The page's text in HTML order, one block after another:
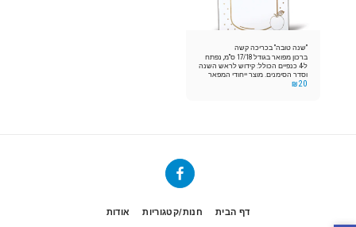
"שנה טובה" בכריכה קשה
ברכון מפואר בגודל 17/18 ס"מ, נפתח
ל-4 כנפיים הכולל: קידוש לראש השנה
וסדר הסימנים. מוצר ייחודי המפאר
את שולחן החג!
₪20
דף הבית חנות/קטגוריות אודות